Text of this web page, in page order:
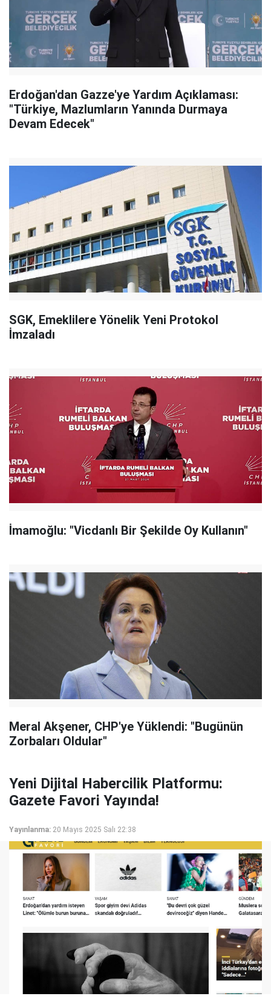
Erdoğan'dan Gazze'ye Yardım Açıklaması:
"Türkiye, Mazlumların Yanında Durmaya
Devam Edecek"
SGK, Emeklilere Yönelik Yeni Protokol
İmzaladı
İmamoğlu: "Vicdanlı Bir Şekilde Oy Kullanın"
Meral Akşener, CHP'ye Yüklendi: "Bugünün
Zorbaları Oldular"
Yeni Dijital Habercilik Platformu:
Gazete Favori Yayında!
Yayınlanma: 20 Mayıs 2025 Salı 22:38